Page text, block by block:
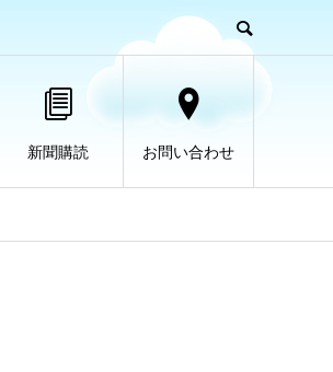
新聞購読 お問い合わせ